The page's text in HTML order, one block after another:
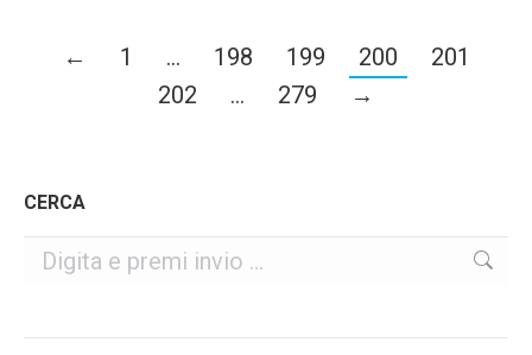
← 1 … 198 199 200
201
202
… 279 →
CERCA
Cerca